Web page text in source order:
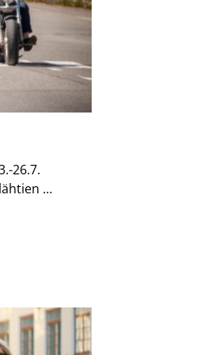
26.7.
…